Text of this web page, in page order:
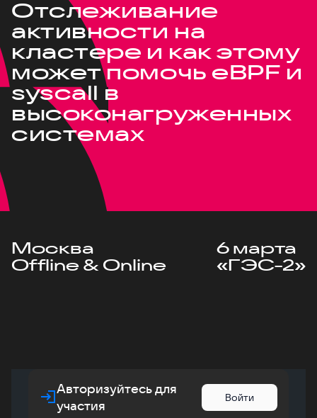
Отслеживание
активности на
кластере и как этому
может помочь eBPF и
syscall в
высоконагруженных
системах
Москва
Offline & Online
6 марта
«ГЭС-2»
Авторизуйтесь для
участия
Войти